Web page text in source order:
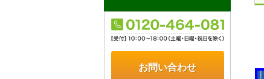
お問い合わせ